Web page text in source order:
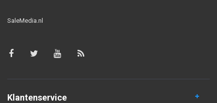
SaleMedia.nl
Klantenservice